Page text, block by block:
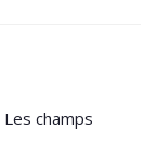
Les champs